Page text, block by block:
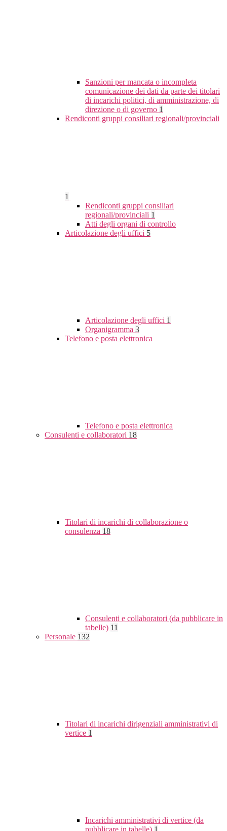
Sanzioni per mancata o incompleta
comunicazione dei dati da parte dei titolari
di incarichi politici, di amministrazione, di
direzione o di governo 1
Rendiconti gruppi consiliari regionali/provinciali
1
Rendiconti gruppi consiliari
regionali/provinciali 1
Atti degli organi di controllo
Articolazione degli uffici 5
Articolazione degli uffici 1
Organigramma 3
Telefono e posta elettronica
Telefono e posta elettronica
Consulenti e collaboratori 18
Titolari di incarichi di collaborazione o
consulenza 18
Consulenti e collaboratori (da pubblicare in
tabelle) 11
Personale 132
Titolari di incarichi dirigenziali amministrativi di
vertice 1
Incarichi amministrativi di vertice (da